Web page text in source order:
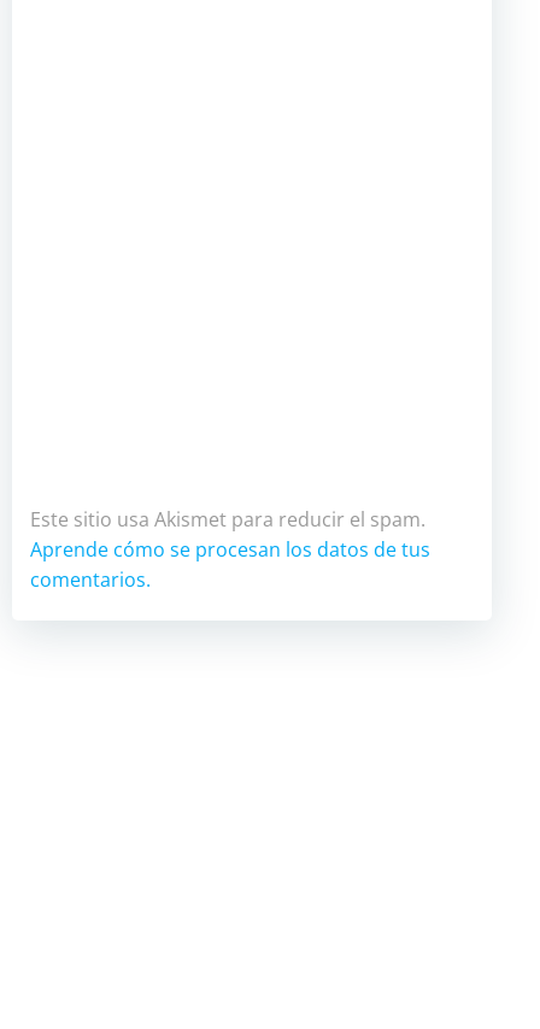
Este sitio usa Akismet para reducir el spam.
Aprende cómo se procesan los datos de tus
comentarios.